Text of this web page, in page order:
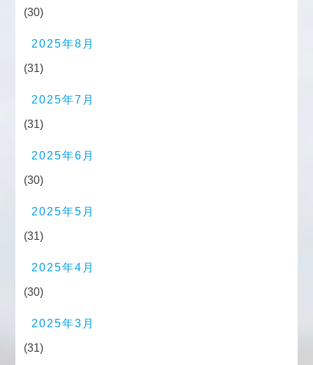
(30)
2025年8月
(31)
2025年7月
(31)
2025年6月
(30)
2025年5月
(31)
2025年4月
(30)
2025年3月
(31)